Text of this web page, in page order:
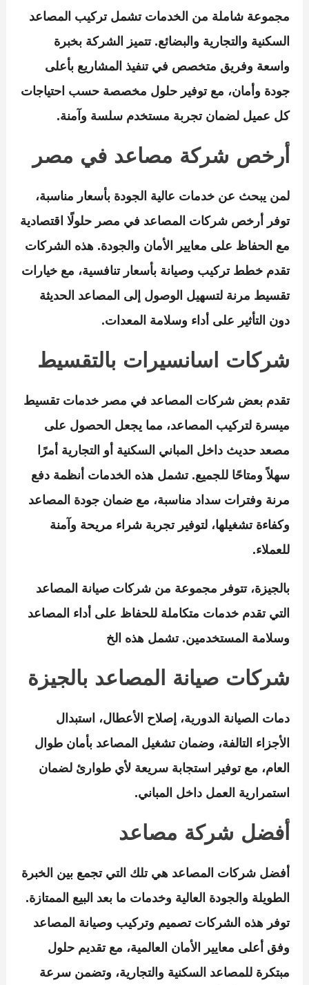
مجموعة شاملة من الخدمات تشمل تركيب المصاعد
السكنية والتجارية والبضائع. تتميز الشركة بخبرة
واسعة وفريق متخصص في تنفيذ المشاريع بأعلى
جودة وأمان، مع توفير حلول مخصصة حسب احتياجات
كل عميل لضمان تجربة مستخدم سلسة وآمنة.
أرخص شركة مصاعد في مصر
لمن يبحث عن خدمات عالية الجودة بأسعار مناسبة،
توفر أرخص شركات المصاعد في مصر حلولًا اقتصادية
مع الحفاظ على معايير الأمان والجودة. هذه الشركات
تقدم خطط تركيب وصيانة بأسعار تنافسية، مع خيارات
تقسيط مرنة لتسهيل الوصول إلى المصاعد الحديثة
دون التأثير على أداء وسلامة المعدات.
شركات اسانسيرات بالتقسيط
تقدم بعض شركات المصاعد في مصر خدمات تقسيط
ميسرة لتركيب المصاعد، مما يجعل الحصول على
مصعد حديث داخل المباني السكنية أو التجارية أمرًا
سهلاً ومتاحًا للجميع. تشمل هذه الخدمات أنظمة دفع
مرنة وفترات سداد مناسبة، مع ضمان جودة المصاعد
وكفاءة تشغيلها، لتوفير تجربة شراء مريحة وآمنة
للعملاء.
بالجيزة، تتوفر مجموعة من شركات صيانة المصاعد
التي تقدم خدمات متكاملة للحفاظ على أداء المصاعد
وسلامة المستخدمين. تشمل هذه الخ
شركات صيانة المصاعد بالجيزة
دمات الصيانة الدورية، إصلاح الأعطال، استبدال
الأجزاء التالفة، وضمان تشغيل المصاعد بأمان طوال
العام، مع توفير استجابة سريعة لأي طوارئ لضمان
استمرارية العمل داخل المباني.
أفضل شركة مصاعد
أفضل شركات المصاعد هي تلك التي تجمع بين الخبرة
الطويلة والجودة العالية وخدمات ما بعد البيع الممتازة.
توفر هذه الشركات تصميم وتركيب وصيانة المصاعد
وفق أعلى معايير الأمان العالمية، مع تقديم حلول
مبتكرة للمصاعد السكنية والتجارية، وتضمن سرعة